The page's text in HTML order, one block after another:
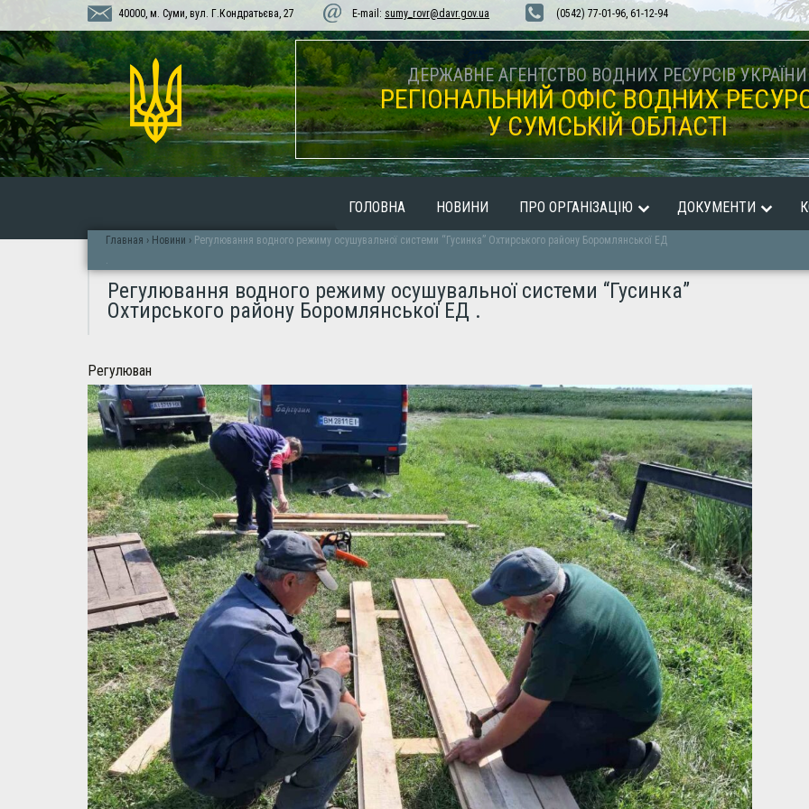
40000, м. Суми, вул. Г.Кондратьєва, 27 E-mail: sumy_rovr@davr.gov.ua (0542) 77-01-96, 61-12-94
ДЕРЖАВНЕ АГЕНТСТВО ВОДНИХ РЕСУРСІВ УКРАЇНИ
РЕГІОНАЛЬНИЙ ОФІС ВОДНИХ
У СУМСЬКІЙ ОБЛАСТІ
ГОЛОВНА НОВИНИ ПРО ОРГАНІЗАЦІЮ ДОКУМЕНТИ
Главная › Новини › Регулювання водного режиму осушувальної системи “Гусинка” Охтирського району Боромлянської ЕД
.
Регулювання водного режиму осушувальної системи “Гусинка”
Охтирського району Боромлянської ЕД .
Регулюван